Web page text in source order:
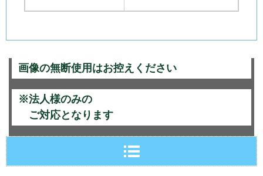
画像の無断使用はお控えください
※法人様のみの
ご対応となります